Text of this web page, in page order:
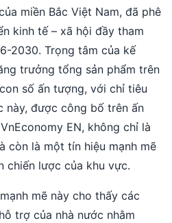
miền Bắc Việt Nam, đã phê
kinh tế – xã hội đầy tham
2030. Trọng tâm của kế
trưởng tổng sản phẩm trên
số ấn tượng, với chỉ tiêu
này, được công bố trên ấn
EN, không chỉ là
còn là một tín hiệu mạnh mẽ
chiến lược của khu vực.
mẽ này cho thấy các
trợ của nhà nước nhằm